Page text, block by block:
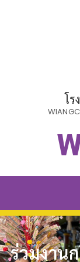
โร
ร่วมงาน